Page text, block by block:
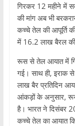
गिरकर 12 महीने में
की मांग अब भी
कच्चे तेल की आपूर्ति
में 16.2 लाख बैरल की
रूस से तेल आयात में
गई। साथ ही, इराक
लाख बैर प्रतिदिन
आंकड़ों के अनुसार, रूस
है। भारत ने दिसंबर
कच्चे तेल का आयात